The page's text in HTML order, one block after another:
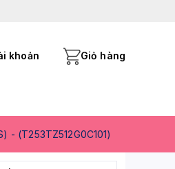
khoản Giỏ hàng
- (T253TZ512G0C101)